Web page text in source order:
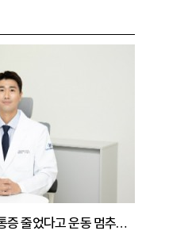
팔 들기 어려운 오십견, 통증 줄었다고 운동 멈추면 안 되는 이유 [이병욱 원장 칼럼]